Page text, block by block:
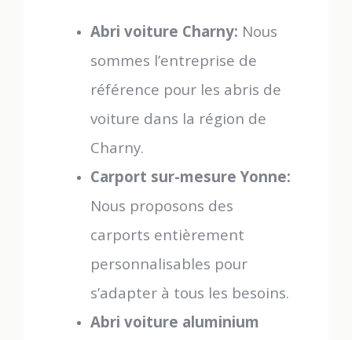
Abri voiture Charny: Nous
sommes l’entreprise de
référence pour les abris de
voiture dans la région de
Charny.
Carport sur-mesure Yonne:
Nous proposons des
carports entièrement
personnalisables pour
s’adapter à tous les besoins.
Abri voiture aluminium